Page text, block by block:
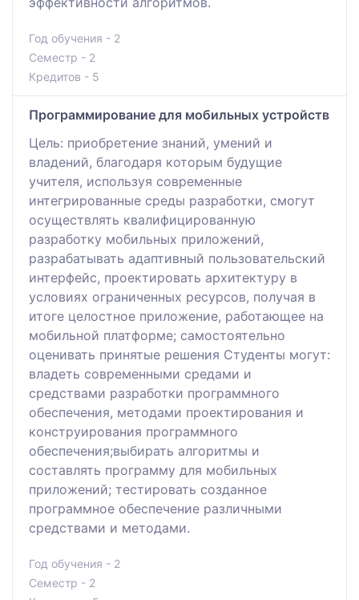
Год обучения - 2
Семестр - 2
Кредитов - 5
Программирование для мобильных устройств
Цель: приобретение знаний, умений и
владений, благодаря которым будущие
учителя, используя современные
интегрированные среды разработки, смогут
осуществлять квалифицированную
разработку мобильных приложений,
разрабатывать адаптивный пользовательский
интерфейс, проектировать архитектуру в
условиях ограниченных ресурсов, получая в
итоге целостное приложение, работающее на
мобильной платформе; самостоятельно
оценивать принятые решения Студенты могут:
владеть современными средами и
средствами разработки программного
обеспечения, методами проектирования и
конструирования программного
обеспечения;выбирать алгоритмы и
составлять программу для мобильных
приложений; тестировать созданное
программное обеспечение различными
средствами и методами.
Год обучения - 2
Семестр - 2